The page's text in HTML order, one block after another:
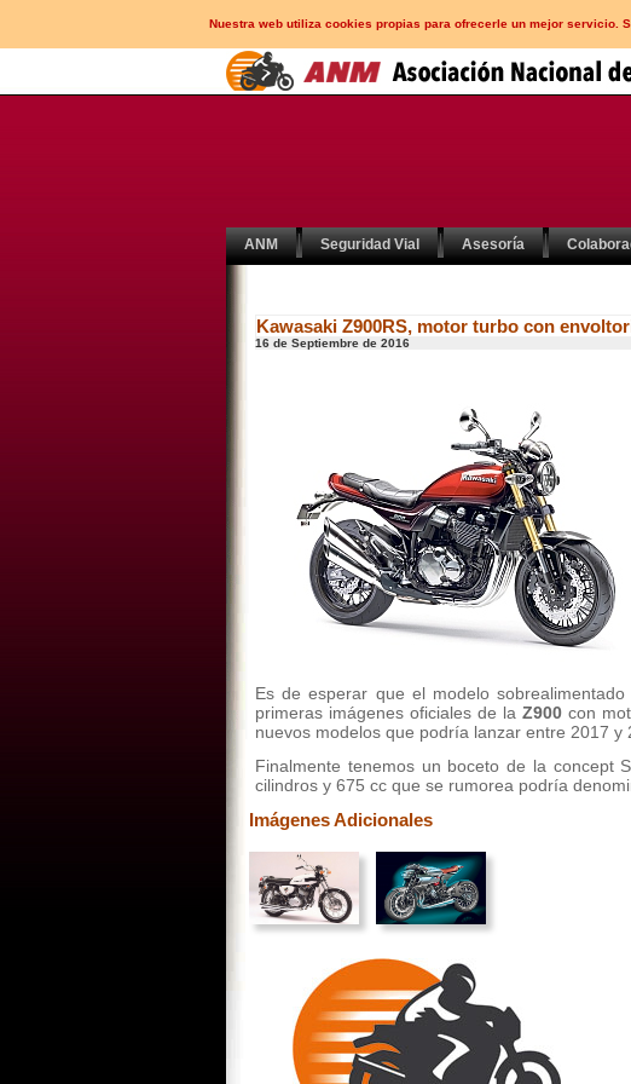
Nuestra web utiliza cookies propias para ofrecerle un mejor servicio.
ANM Seguridad Vial Asesoría
Kawasaki Z900RS, motor turbo con
16 de Septiembre de 2016
Es de esperar que el modelo sobrealimentado
primeras imágenes oficiales de la Z900 con
nuevos modelos que podría lanzar entre 2017 y
Finalmente tenemos un boceto de la concept
cilindros y 675 cc que se rumorea podría
Imágenes Adicionales